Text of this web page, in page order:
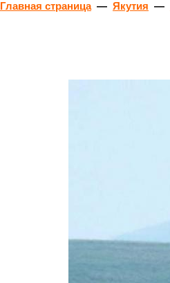
Главная страница— Якутия —